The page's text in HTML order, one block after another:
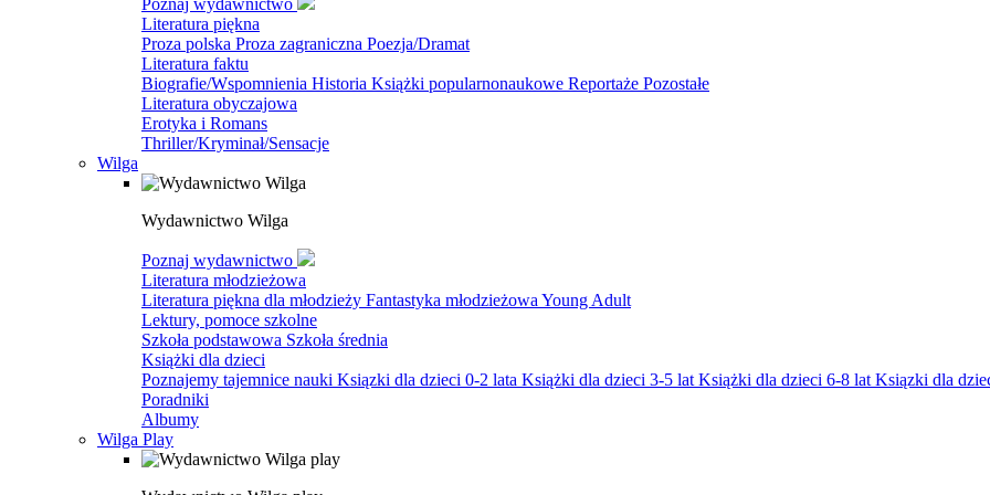
Poznaj wydawnictwo
Literatura piękna
Proza polska Proza zagraniczna Poezja/Dramat
Literatura faktu
Biografie/Wspomnienia Historia Książki popularnonaukowe Reportaże Pozostałe
Literatura obyczajowa
Erotyka i Romans
Thriller/Kryminał/Sensacje
Wilga
Wydawnictwo Wilga
Poznaj wydawnictwo
Literatura młodzieżowa
Literatura piękna dla młodzieży Fantastyka młodzieżowa Young Adult
Lektury, pomoce szkolne
Szkoła podstawowa Szkoła średnia
Książki dla dzieci
Poznajemy tajemnice nauki Ksiązki dla dzieci 0-2 lata Książki dla dzieci 3-5 lat Książki dla dzieci 6-8 lat Ksiązki dla
Poradniki
Albumy
Wilga Play